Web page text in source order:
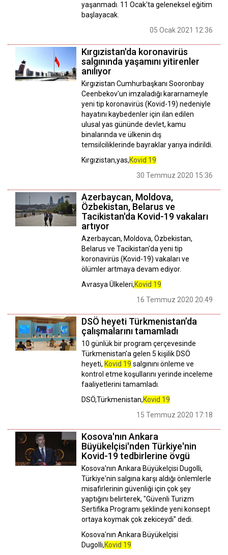
yaşanmadı. 11 Ocak'ta geleneksel eğitim
başlayacak.
05 Ocak 2021 12:36
Kırgızistan'da koronavirüs
salgınında yaşamını yitirenler
anılıyor
Kırgızistan Cumhurbaşkanı Sooronbay
Ceenbekov'un imzaladığı kararnameyle
yeni tip koronavirüs (Kovid-19) nedeniyle
hayatını kaybedenler için ilan edilen
ulusal yas gününde devlet, kamu
binalarında ve ülkenin dış
temsilciliklerinde bayraklar yarıya indirildi.
Kırgızistan,yas,Kovid 19
30 Temmuz 2020 15:36
Azerbaycan, Moldova,
Özbekistan, Belarus ve
Tacikistan'da Kovid-19 vakaları
artıyor
Azerbaycan, Moldova, Özbekistan,
Belarus ve Tacikistan'da yeni tip
koronavirüs (Kovid-19) vakaları ve
ölümler artmaya devam ediyor.
Avrasya Ülkeleri,Kovid 19
16 Temmuz 2020 20:49
DSÖ heyeti Türkmenistan’da
çalışmalarını tamamladı
10 günlük bir program çerçevesinde
Türkmenistan’a gelen 5 kişilik DSÖ
heyeti, Kovid 19 salgınını önleme ve
kontrol etme koşullarını yerinde inceleme
faaliyetlerini tamamladı.
DSÖ,Türkmenistan,Kovid 19
15 Temmuz 2020 17:18
Kosova'nın Ankara
Büyükelçisi'nden Türkiye'nin
Kovid-19 tedbirlerine övgü
Kosova'nın Ankara Büyükelçisi Dugolli,
Türkiye'nin salgına karşı aldığı önlemlerle
misafirlerinin güvenliği için çok şey
yaptığını belirterek, "Güvenli Turizm
Sertifika Programı şeklinde yeni konsept
ortaya koymak çok zekiceydi" dedi.
Kosova'nın Ankara Büyükelçisi
Dugolli,Kovid 19